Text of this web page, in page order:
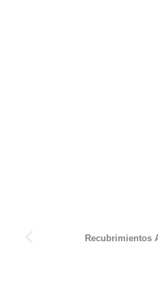
Recubrimientos